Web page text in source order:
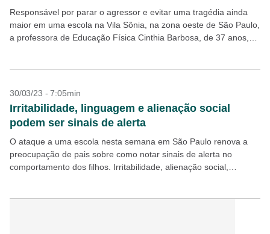
Responsável por parar o agressor e evitar uma tragédia ainda
maior em uma escola na Vila Sônia, na zona oeste de São Paulo,
a professora de Educação Física Cinthia Barbosa, de 37 anos,
30/03/23 - 7:05min
Irritabilidade, linguagem e alienação social
podem ser sinais de alerta
O ataque a uma escola nesta semana em São Paulo renova a
preocupação de pais sobre como notar sinais de alerta no
comportamento dos filhos. Irritabilidade, alienação social,